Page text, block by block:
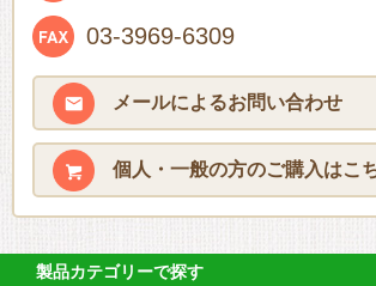
03-3969-6309
メールによるお問い合わせ
個人・一般の方のご購入はこ
製品カテゴリーで探す